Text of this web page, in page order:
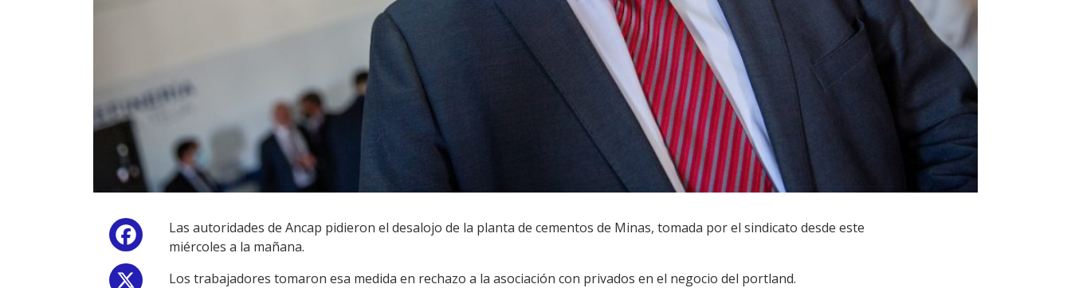
Facebook
Las autoridades de Ancap pidieron el desalojo de la planta de cementos de Minas, tomada por el sindicato desde este
miércoles a la mañana.
Los trabajadores tomaron esa medida en rechazo a la asociación con privados en el negocio del portland.